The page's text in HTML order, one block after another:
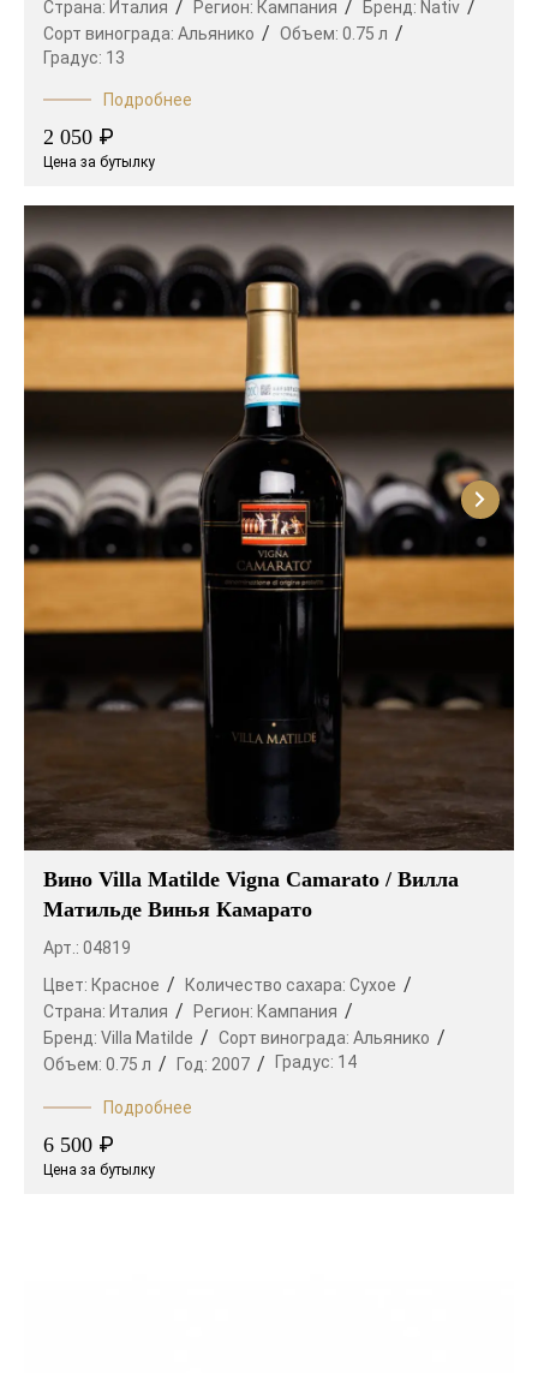
Страна: Италия Регион: Кампания Бренд: Nativ
Сорт винограда: Альянико Объем: 0.75 л
Градус: 13
Подробнее
2 050 ₽
Цена за бутылку
Вино Villa Matilde Vigna Camarato / Вилла
Матильде Винья Камарато
Арт.: 04819
Цвет: Красное Количество сахара: Сухое
Страна: Италия Регион: Кампания
Бренд: Villa Matilde Сорт винограда: Альянико
Объем: 0.75 л Год: 2007 Градус: 14
Подробнее
6 500 ₽
Цена за бутылку